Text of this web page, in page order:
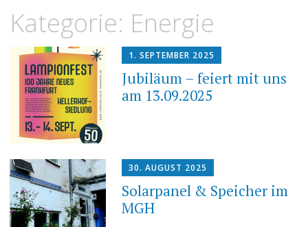
Inhalt
Kategorie: Energie
1. SEPTEMBER 2025
Jubiläum – feiert mit uns
am 13.09.2025
30. AUGUST 2025
Solarpanel & Speicher im
MGH